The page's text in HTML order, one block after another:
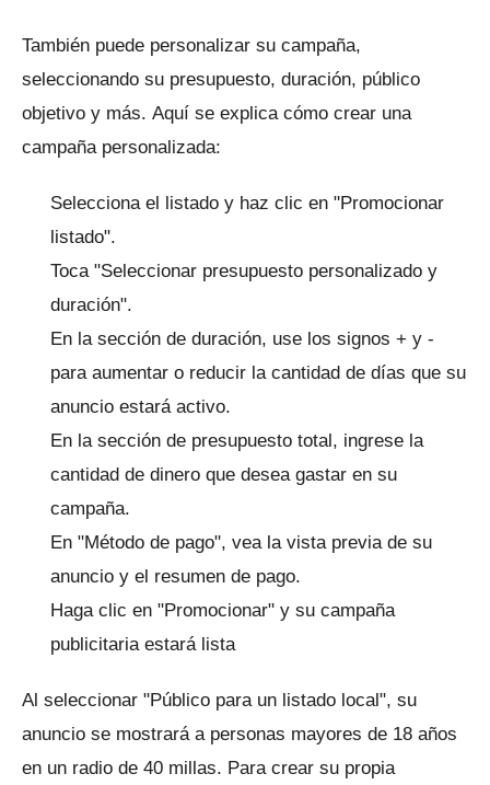
También puede personalizar su campaña,
seleccionando su presupuesto, duración, público
objetivo y más. Aquí se explica cómo crear una
campaña personalizada:
Selecciona el listado y haz clic en "Promocionar
listado".
Toca "Seleccionar presupuesto personalizado y
duración".
En la sección de duración, use los signos + y -
para aumentar o reducir la cantidad de días que su
anuncio estará activo.
En la sección de presupuesto total, ingrese la
cantidad de dinero que desea gastar en su
campaña.
En "Método de pago", vea la vista previa de su
anuncio y el resumen de pago.
Haga clic en "Promocionar" y su campaña
publicitaria estará lista
Al seleccionar "Público para un listado local", su
anuncio se mostrará a personas mayores de 18 años
en un radio de 40 millas. Para crear su propia